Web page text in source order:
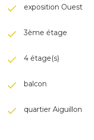
exposition Ouest
3ème étage
4 étage(s)
balcon
quartier Aiguillon